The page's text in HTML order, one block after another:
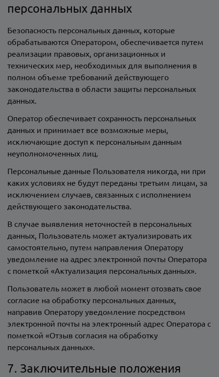
персональных данных
Безопасность персональных данных, которые
обрабатываются Оператором, обеспечивается путем
реализации правовых, организационных и
технических мер, необходимых для выполнения в
полном объеме требований действующего
законодательства в области защиты персональных
данных.
Оператор обеспечивает сохранность персональных
данных и принимает все возможные меры,
исключающие доступ к персональным данным
неуполномоченных лиц.
Персональные данные Пользователя никогда, ни при
каких условиях не будут переданы третьим лицам, за
исключением случаев, связанных с исполнением
действующего законодательства.
В случае выявления неточностей в персональных
данных, Пользователь может актуализировать их
самостоятельно, путем направления Оператору
уведомление на адрес электронной почты Оператора
с пометкой «Актуализация персональных данных».
Пользователь может в любой момент отозвать свое
согласие на обработку персональных данных,
направив Оператору уведомление посредством
электронной почты на электронный адрес Оператора с
пометкой «Отзыв согласия на обработку
персональных данных».
7. Заключительные положения